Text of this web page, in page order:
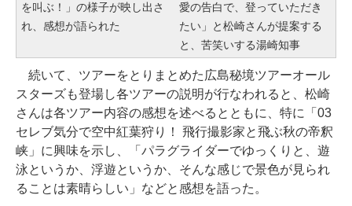
を叫ぶ！」の様子が映し出さ
れ、感想が語られた
愛の告白で、登っていただき
たい」と松崎さんが提案する
と、苦笑いする湯崎知事
続いて、ツアーをとりまとめた広島秘境ツアーオール
スターズも登場し各ツアーの説明が行なわれると、松崎
さんは各ツアー内容の感想を述べるとともに、特に「03
セレブ気分で空中紅葉狩り！ 飛行撮影家と飛ぶ秋の帝釈
峡」に興味を示し、「パラグライダーでゆっくりと、遊
泳というか、浮遊というか、そんな感じで景色が見られ
ることは素晴らしい」などと感想を語った。